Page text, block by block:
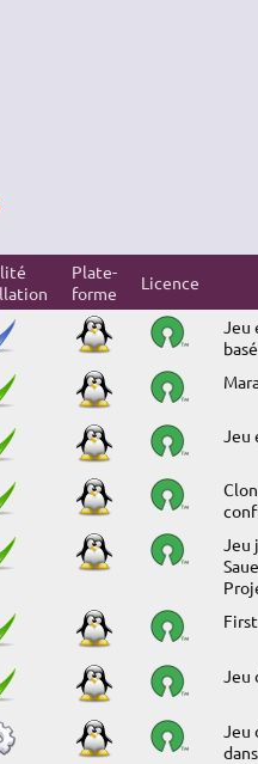
Plate-
forme
Licence
Jeu
Jeu
Jeu
Jeu
Jeu